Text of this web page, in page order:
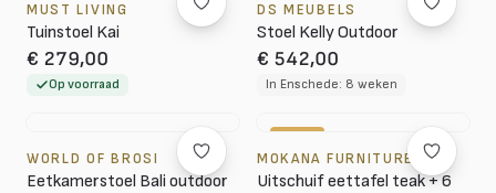
MUST LIVING
Tuinstoel Kai
€ 279,00
Op voorraad
DS MEUBELS
Stoel Kelly Outdoor
€ 542,00
In Enschede: 8 weken
WORLD OF BROSI
Eetkamerstoel Bali outdoor
MOKANA FURNITURE
Uitschuif eettafel teak + 6